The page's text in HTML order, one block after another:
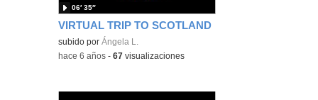
VIRTUAL TRIP TO SCOTLAND
subido porÁngela L.
06′ 35″
-hace 6 años -67 visualizaciones